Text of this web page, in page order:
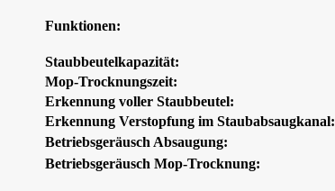
Funktionen:
Staubbeutelkapazität:
Mop-Trocknungszeit:
Erkennung voller Staubbeutel:
Erkennung Verstopfung im Staubabsaugkanal:
Betriebsgeräusch Absaugung:
Betriebsgeräusch Mop-Trocknung: